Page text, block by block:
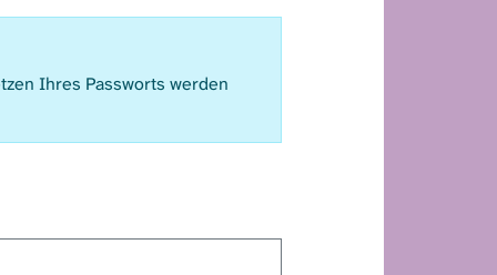
Ihres Passworts werden